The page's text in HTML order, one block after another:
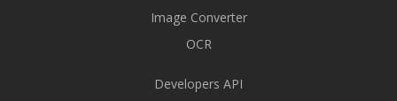
Image Converter
OCR
Developers API